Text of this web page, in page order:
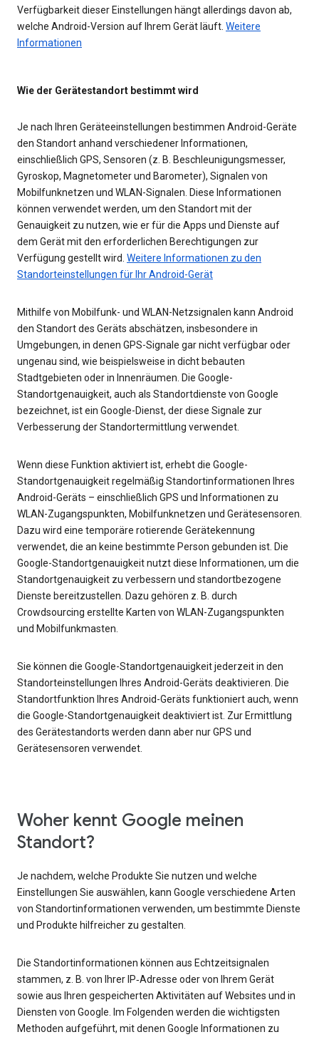
Verfügbarkeit dieser Einstellungen hängt allerdings davon ab,
welche Android-Version auf Ihrem Gerät läuft. Weitere
Informationen
Wie der Gerätestandort bestimmt wird
Je nach Ihren Geräteeinstellungen bestimmen Android-Geräte
den Standort anhand verschiedener Informationen,
einschließlich GPS, Sensoren (z. B. Beschleunigungsmesser,
Gyroskop, Magnetometer und Barometer), Signalen von
Mobilfunknetzen und WLAN-Signalen. Diese Informationen
können verwendet werden, um den Standort mit der
Genauigkeit zu nutzen, wie er für die Apps und Dienste auf
dem Gerät mit den erforderlichen Berechtigungen zur
Verfügung gestellt wird. Weitere Informationen zu den
Standorteinstellungen für Ihr Android-Gerät
Mithilfe von Mobilfunk- und WLAN-Netzsignalen kann Android
den Standort des Geräts abschätzen, insbesondere in
Umgebungen, in denen GPS-Signale gar nicht verfügbar oder
ungenau sind, wie beispielsweise in dicht bebauten
Stadtgebieten oder in Innenräumen. Die Google-
Standortgenauigkeit, auch als Standortdienste von Google
bezeichnet, ist ein Google-Dienst, der diese Signale zur
Verbesserung der Standortermittlung verwendet.
Wenn diese Funktion aktiviert ist, erhebt die Google-
Standortgenauigkeit regelmäßig Standortinformationen Ihres
Android-Geräts – einschließlich GPS und Informationen zu
WLAN-Zugangspunkten, Mobilfunknetzen und Gerätesensoren.
Dazu wird eine temporäre rotierende Gerätekennung
verwendet, die an keine bestimmte Person gebunden ist. Die
Google-Standortgenauigkeit nutzt diese Informationen, um die
Standortgenauigkeit zu verbessern und standortbezogene
Dienste bereitzustellen. Dazu gehören z. B. durch
Crowdsourcing erstellte Karten von WLAN-Zugangspunkten
und Mobilfunkmasten.
Sie können die Google-Standortgenauigkeit jederzeit in den
Standorteinstellungen Ihres Android-Geräts deaktivieren. Die
Standortfunktion Ihres Android-Geräts funktioniert auch, wenn
die Google-Standortgenauigkeit deaktiviert ist. Zur Ermittlung
des Gerätestandorts werden dann aber nur GPS und
Gerätesensoren verwendet.
Woher kennt Google meinen
Standort?
Je nachdem, welche Produkte Sie nutzen und welche
Einstellungen Sie auswählen, kann Google verschiedene Arten
von Standortinformationen verwenden, um bestimmte Dienste
und Produkte hilfreicher zu gestalten.
Die Standortinformationen können aus Echtzeitsignalen
stammen, z. B. von Ihrer IP‑Adresse oder von Ihrem Gerät
sowie aus Ihren gespeicherten Aktivitäten auf Websites und in
Diensten von Google. Im Folgenden werden die wichtigsten
Methoden aufgeführt, mit denen Google Informationen zu